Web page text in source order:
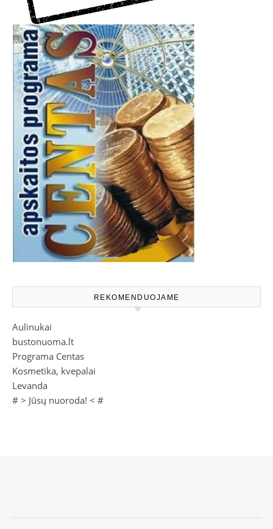
REKOMENDUOJAME
Aulinukai
bustonuoma.lt
Programa Centas
Kosmetika, kvepalai
Levanda
# > Jūsų nuoroda! < #